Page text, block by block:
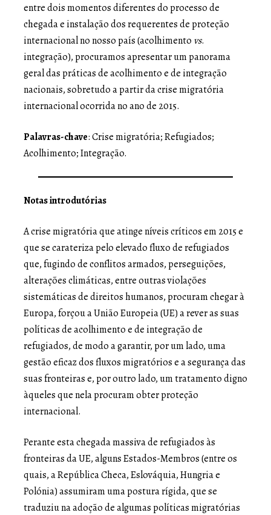
entre dois momentos diferentes do processo de
chegada e instalação dos requerentes de proteção
internacional no nosso país (acolhimento vs.
integração), procuramos apresentar um panorama
geral das práticas de acolhimento e de integração
nacionais, sobretudo a partir da crise migratória
internacional ocorrida no ano de 2015.
Palavras-chave: Crise migratória; Refugiados;
Acolhimento; Integração.
Notas introdutórias
A crise migratória que atinge níveis críticos em 2015 e
que se carateriza pelo elevado fluxo de refugiados
que, fugindo de conflitos armados, perseguições,
alterações climáticas, entre outras violações
sistemáticas de direitos humanos, procuram chegar à
Europa, forçou a União Europeia (UE) a rever as suas
políticas de acolhimento e de integração de
refugiados, de modo a garantir, por um lado, uma
gestão eficaz dos fluxos migratórios e a segurança das
suas fronteiras e, por outro lado, um tratamento digno
àqueles que nela procuram obter proteção
internacional.
Perante esta chegada massiva de refugiados às
fronteiras da UE, alguns Estados-Membros (entre os
quais, a República Checa, Eslováquia, Hungria e
Polónia) assumiram uma postura rígida, que se
traduziu na adoção de algumas políticas migratórias